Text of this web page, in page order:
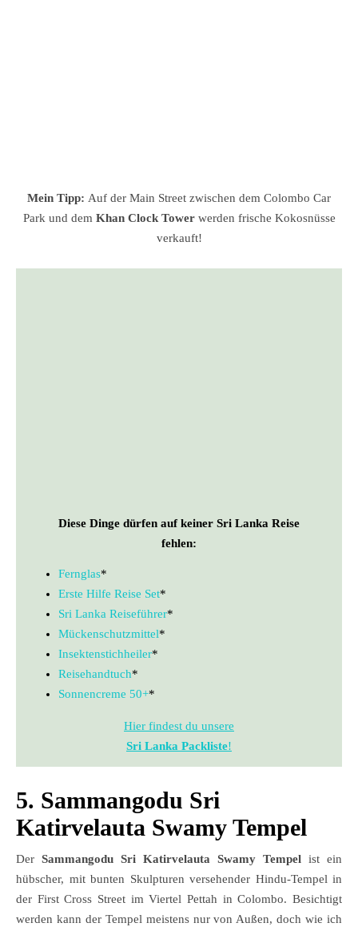
Mein Tipp: Auf der Main Street zwischen dem Colombo Car
Park und dem Khan Clock Towerwerden frische Kokosnüsse
verkauft!
Diese Dinge dürfen auf keiner Sri Lanka Reise
fehlen:
Fernglas*
Erste Hilfe Reise Set*
Sri Lanka Reiseführer*
Mückenschutzmittel*
Insektenstichheiler*
Reisehandtuch*
Sonnencreme 50+*
Hier findest du unsere
Sri Lanka Packliste!
5. Sammangodu Sri
Katirvelauta Swamy Tempel
Der Sammangodu Sri Katirvelauta Swamy Tempel ist ein
hübscher, mit bunten Skulpturen versehender Hindu-Tempel in
der First Cross Street im Viertel Pettah in Colombo. Besichtigt
werden kann der Tempel meistens nur von Außen, doch wie ich